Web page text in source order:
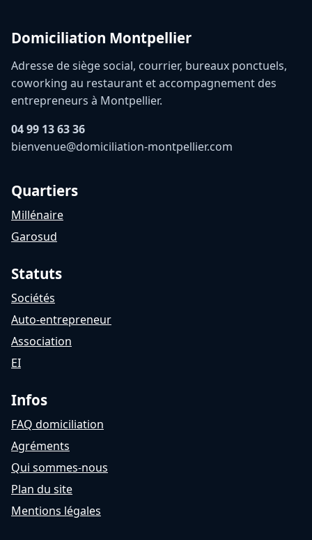
Domiciliation Montpellier
Adresse de siège social, courrier, bureaux ponctuels,
coworking au restaurant et accompagnement des
entrepreneurs à Montpellier.
04 99 13 63 36
bienvenue@domiciliation-montpellier.com
Quartiers
Millénaire
Garosud
Statuts
Sociétés
Auto-entrepreneur
Association
EI
Infos
FAQ domiciliation
Agréments
Qui sommes-nous
Plan du site
Mentions légales